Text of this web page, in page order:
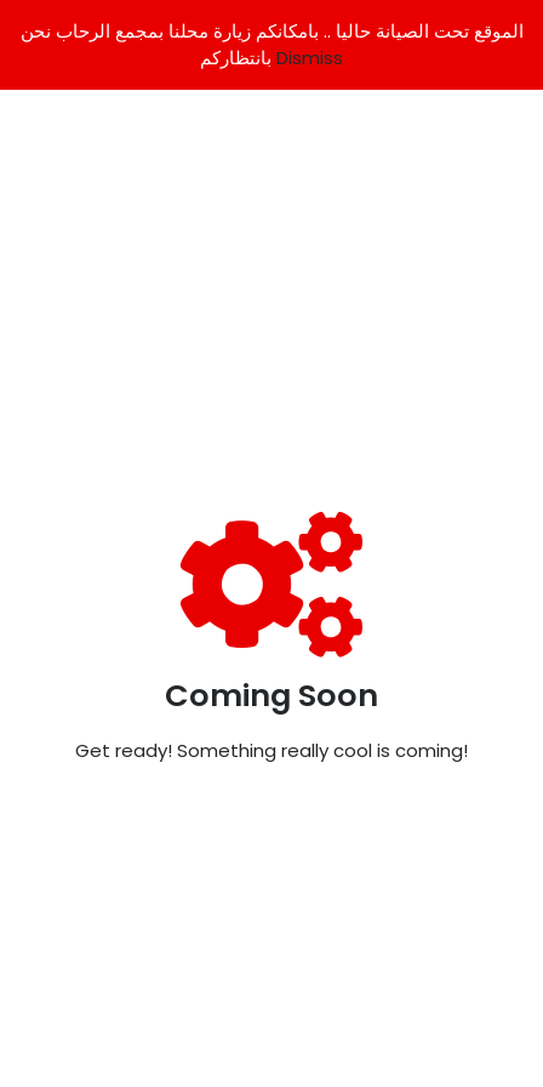
الموقع تحت الصيانة حاليا .. بامكانكم زيارة محلنا بمجمع الرحاب نحن
Dismiss
Coming Soon
Get ready! Something really cool is coming!